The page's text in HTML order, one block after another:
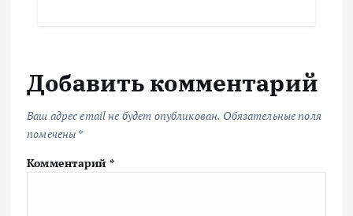
Добавить комментарий
Ваш адрес email не будет опубликован. Обязательные поля
помечены *
Комментарий *